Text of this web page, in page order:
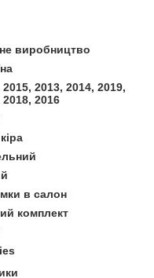
виробництво
2015, 2013, 2014, 2019,
2018, 2016
в салон
комплект